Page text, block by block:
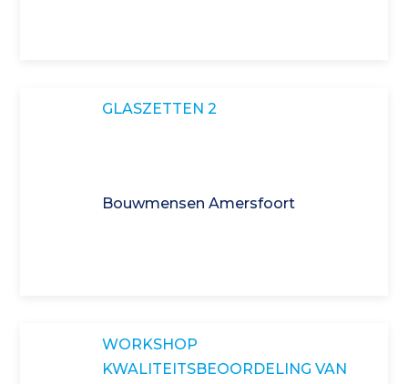
GLASZETTEN 2
Bouwmensen Amersfoort
WORKSHOP
KWALITEITSBEOORDELING VAN